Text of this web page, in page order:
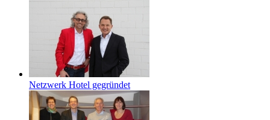
Netzwerk Hotel gegründet